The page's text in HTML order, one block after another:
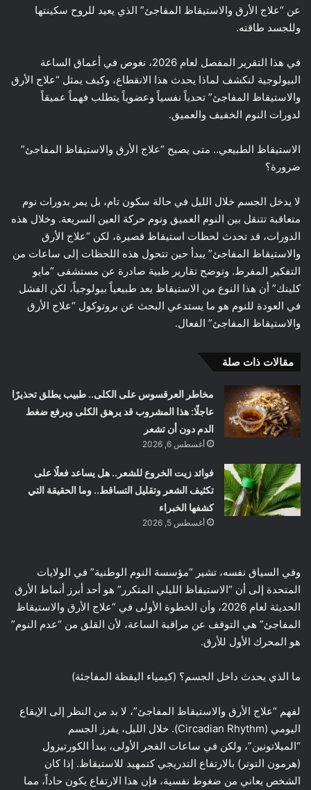
عن “علاج الأرق والاستيقاظ المفاجئ” الذي يعيد للروح سكينتها
وللجسد طاقته.
في هذا التقرير المفصل لعام 2026، نغوص في أعماق الساعة
البيولوجية لنكشف لماذا يحدث هذا الانقطاع، وكيف يمثل “علاج الأرق
والاستيقاظ المفاجئ” تحدياً نفسياً وعضوياً يتطلب فهماً عميقاً
لدورات النوم الخفيف والعميق.
الاستيقاظ الطبيعي.. متى يصبح “علاج الأرق والاستيقاظ المفاجئ”
ضرورة؟
لا يدخل الجسم خلال الليل في حالة سكون تام، بل يمر بدورات نوم
متعاقبة تتنقل بين النوم العميق ونوم حركة العين السريعة. وخلال هذه
الدورات، قد تحدث لحظات استيقاظ قصيرة، لكن “علاج الأرق
والاستيقاظ المفاجئ” يبدأ حين تتحول هذه اللحظات إلى ساعات من
التفكير المفرط. وتوضح تقارير طبية صادرة عن مستشفى “مايو
كلينك” أن هذا النوع من الاستيقاظ يعد طبيعياً بيولوجياً، لكن الفشل
في العودة للنوم هو ما يستدعي البحث عن بروتوكول “علاج الأرق
والاستيقاظ المفاجئ” الفعال.
مقالات ذات صلة
مخاطر العرقسوس على الكلى.. طبيب يطلق تحذيرًا
عاجلًا: هذا المشروب قد يرهق الكلى ويرفع ضغط
الدم دون أن تشعر
أغسطس 6, 2026
فوائد زيت الخروع للشعر.. هل يساعد فعلًا على
تكثيف الشعر وتقليل التساقط.. وما الحقيقة التي
كشفها الخبراء
أغسطس 5, 2026
وفي السياق نفسه، تشير “مؤسسة النوم الوطنية” في الولايات
المتحدة إلى أن “الاستيقاظ الليلي المتكرر” هو أحد أبرز أنماط الأرق
الحديثة لعام 2026، وأن الخطوة الأولى في “علاج الأرق والاستيقاظ
المفاجئ” هي التوقف عن مراقبة الساعة، لأن القلق من “عدم النوم”
هو المحرك الأول للأرق.
ما الذي يحدث داخل الجسم؟ (كيمياء اليقظة المفاجئة)
لفهم “علاج الأرق والاستيقاظ المفاجئ”، لا بد من النظر إلى الإيقاع
اليومي (Circadian Rhythm). خلال الليل، يفرز الجسم
“الميلاتونين”، ولكن في ساعات الفجر الأولى، يبدأ الكورتيزول
(هرمون التوتر) بالارتفاع التدريجي كتمهيد للاستيقاظ. إذا كان
الشخص يعاني من ضغوط نفسية، فإن هذا الارتفاع يكون حاداً، مما